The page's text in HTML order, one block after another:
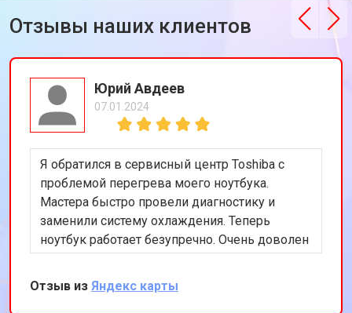
Отзывы наших клиентов
Юрий Авдеев
07.01.2024
Я обратился в сервисный центр Toshiba с
проблемой перегрева моего ноутбука.
Мастера быстро провели диагностику и
заменили систему охлаждения. Теперь
ноутбук работает безупречно. Очень доволен
качеством обслуживания и
профессионализмом команды.
Отзыв из Яндекс карты